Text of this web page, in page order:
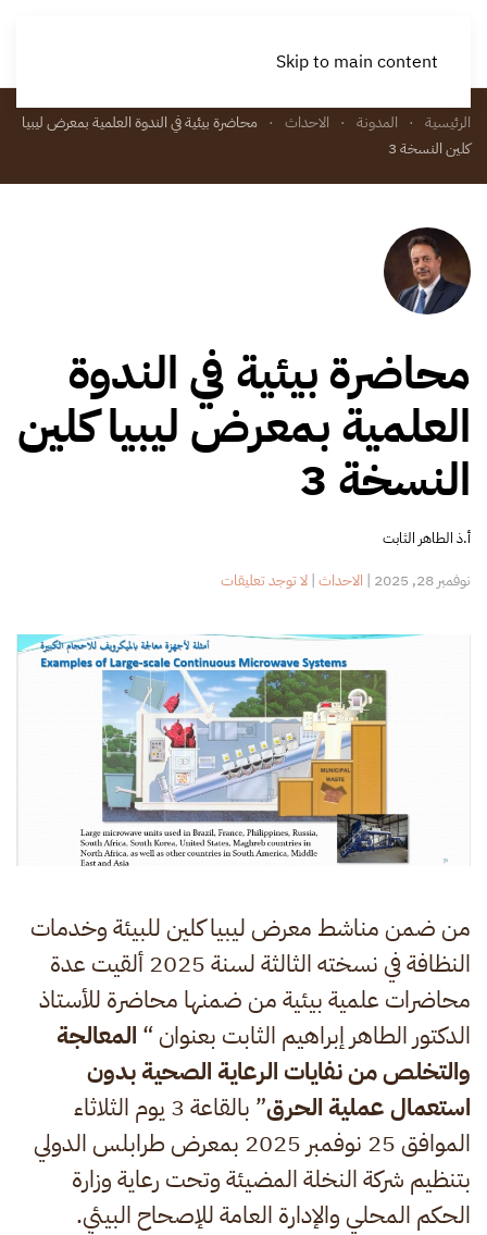
Skip to main content
الرئيسية المدونة الاحداث
محاضرة بيئية في الندوة العلمية بمعرض ليبيا
كلين النسخة 3
محاضرة بيئية في الندوة
العلمية بمعرض ليبيا كلين
النسخة 3
أ.ذ الطاهر الثابت
نوفمبر 28, 2025 | الاحداث|لا توجد تعليقاتعلى
في
الندوة
العلمية
بمعرض
ليبيا
كلين
النسخة
3
من ضمن مناشط معرض ليبيا كلين للبيئة وخدمات
النظافة في نسخته الثالثة لسنة 2025 ألقيت عدة
محاضرات علمية بيئية من ضمنها محاضرة للأستاذ
الدكتور الطاهر إبراهيم الثابت بعنوان “ المعالجة
والتخلص من نفايات الرعاية الصحية بدون
استعمال عملية الحرق
” بالقاعة 3 يوم الثلاثاء
الموافق 25 نوفمبر 2025 بمعرض طرابلس الدولي
بتنظيم شركة النخلة المضيئة وتحت رعاية وزارة
الحكم المحلي والإدارة العامة للإصحاح البيئي.